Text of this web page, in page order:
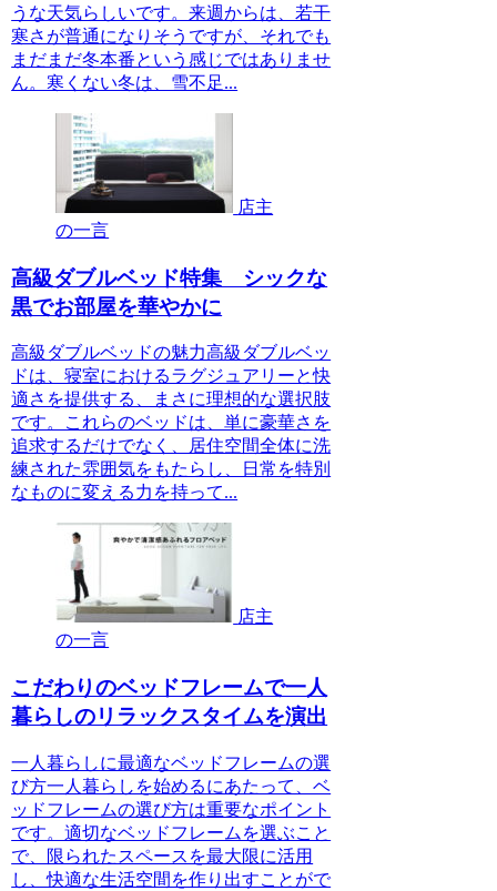
うな天気らしいです。来週からは、若干
寒さが普通になりそうですが、それでも
まだまだ冬本番という感じではありませ
ん。寒くない冬は、雪不足...
店主
の一言
高級ダブルベッド特集 シックな
黒でお部屋を華やかに
高級ダブルベッドの魅力高級ダブルベッ
ドは、寝室におけるラグジュアリーと快
適さを提供する、まさに理想的な選択肢
です。これらのベッドは、単に豪華さを
追求するだけでなく、居住空間全体に洗
練された雰囲気をもたらし、日常を特別
なものに変える力を持って...
店主
の一言
こだわりのベッドフレームで一人
暮らしのリラックスタイムを演出
一人暮らしに最適なベッドフレームの選
び方一人暮らしを始めるにあたって、ベ
ッドフレームの選び方は重要なポイント
です。適切なベッドフレームを選ぶこと
で、限られたスペースを最大限に活用
し、快適な生活空間を作り出すことがで